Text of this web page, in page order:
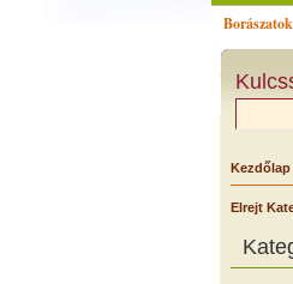
Borászatok
Kezdőlap
Elrejt